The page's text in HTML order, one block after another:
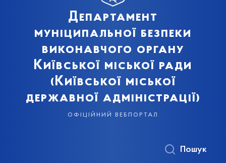
Департамент
муніципальної безпеки
виконавчого органу
Київської міської ради
(Київської міської
державної адміністрації)
офіційний вебпортал
Пошук